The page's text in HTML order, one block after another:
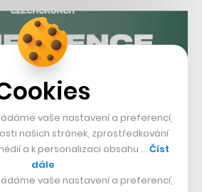
vaše nastavení a preferencí,
našich stránek, zprostředkování
a k personalizaci obsahu … Číst
dále
vaše nastavení a preferencí,